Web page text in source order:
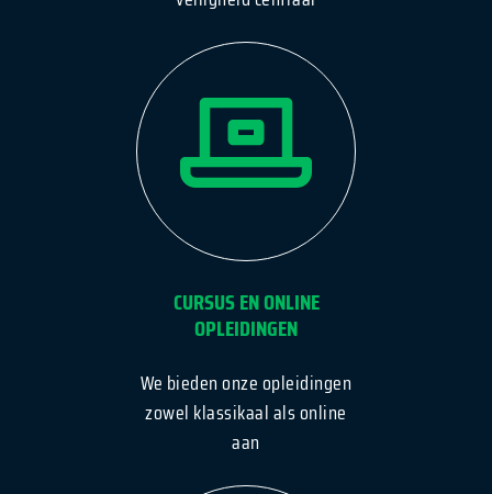
CURSUS EN ONLINE
OPLEIDINGEN
We bieden onze opleidingen
zowel klassikaal als online
aan